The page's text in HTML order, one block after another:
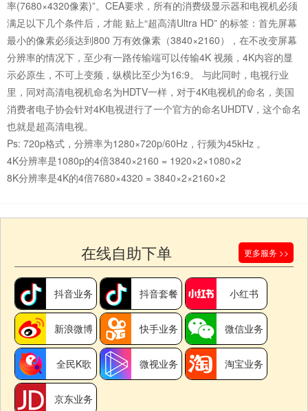
率(7680×4320像素)”。CEA要求，所有的消费级显示器和电视机必须
满足以下几个条件后，才能 贴上“超高清Ultra HD” 的标签：首先屏幕
最小的像素必须达到800 万有效像素（3840×2160），在不改变屏幕
分辨率的情况下，至少有一路传输端可以传输4K 视频，4K内容的显
示必原生，不可上变频，纵横比至少为16:9。 与此同时，电视行业
里，同对高清电视机命名为HDTV一样，对于4K电视机的命名，美国
消费者电子协会针对4K电视进行了一个官方的命名UHDTV，这个命名
也就是超高清电视。
Ps: 720p格式，分辨率为1280×720p/60Hz，行频为45kHz 。
4K分辨率是1080p的4倍3840×2160 = 1920×2×1080×2
8K分辨率是4K的4倍7680×4320 = 3840×2×2160×2
在线自助下单 更多服务 >>
抖音业务 抖音套餐 小红书
新浪微博 快手业务 微信业务
全民K歌 微视业务 淘宝业务
京东业务